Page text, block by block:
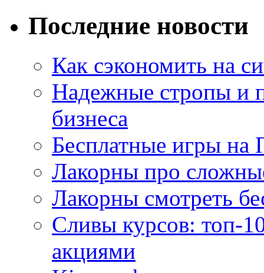
Последние новости
Как сэкономить на
Надежные стропы и
бизнеса
Бесплатные игры на
Лакорны про
Лакорны смотреть
Сливы курсов: топ-
акциями